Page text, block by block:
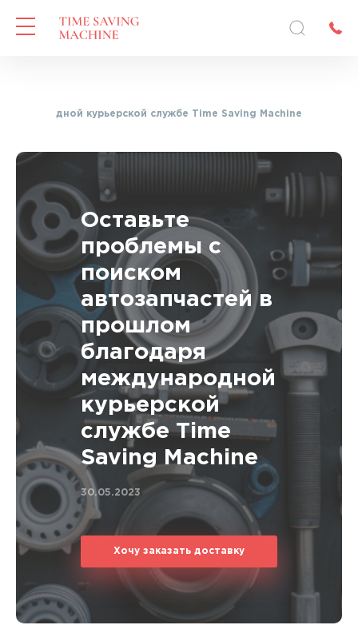
курьерской службе Time Saving Machine
Оставьте
проблемы с
поиском
автозапчастей в
прошлом
благодаря
международной
курьерской
службе Time
Saving Machine
30.05.2023
Хочу заказать доставку